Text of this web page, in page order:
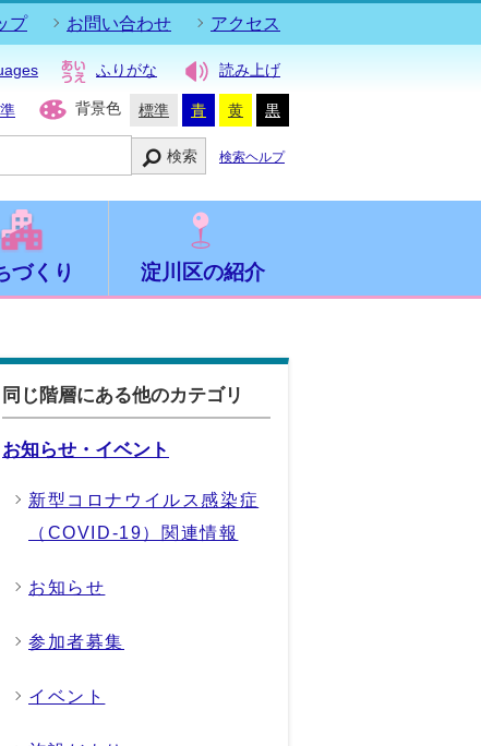
プ お問い合わせ アクセス
ふりがな 読み上げ
背景色 標準 青 黄 黒
検索 検索ヘルプ
づくり 淀川区の紹介
同じ階層にある他のカテゴリ
お知らせ・イベント
新型コロナウイルス感染症
（COVID-19）関連情報
お知らせ
参加者募集
イベント